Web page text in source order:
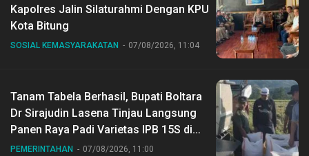
Kapolres Jalin Silaturahmi Dengan KPU
Kota Bitung
SOSIAL KEMASYARAKATAN 07/08/2026, 11:04
Tanam Tabela Berhasil, Bupati Boltara
Dr Sirajudin Lasena Tinjau Langsung
Panen Raya Padi Varietas IPB 15S di
Desa Gihang
PEMERINTAHAN 07/08/2026, 11:00